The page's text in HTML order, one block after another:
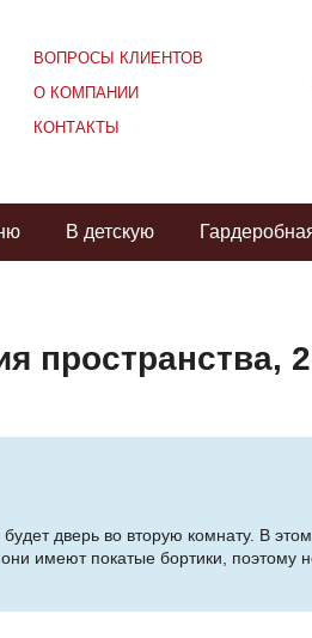
ВОПРОСЫ КЛИЕНТОВ
О КОМПАНИИ
КОНТАКТЫ
В детскую
пространства,
дверь во вторую комнату. В
имеют покатые бортики, поэтому